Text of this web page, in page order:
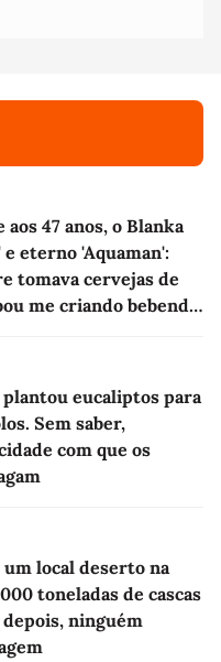
aos 47 anos, o Blanka
eterno 'Aquaman':
tomava cervejas de
me criando bebendo
plantou eucaliptos para
Sem saber,
com que os
um local deserto na
toneladas de cascas
depois, ninguém